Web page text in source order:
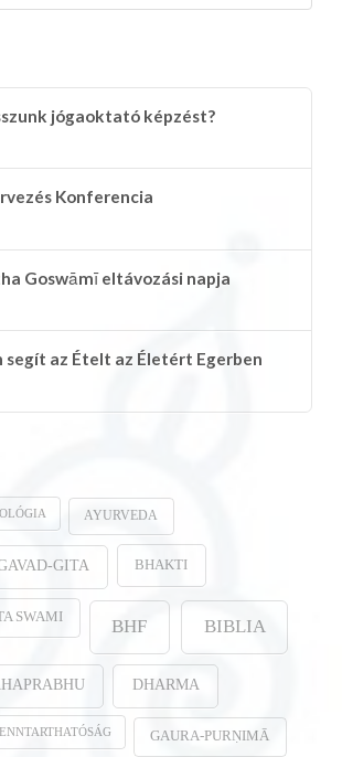
jógaoktató képzést?
Konferencia
Goswāmī eltávozási napja
segít az Ételt az Életért Egerben
AYURVEDA
GITA BHAKTI
SWAMI BHF BIBLIA
DHARMA
GAURA-PURṆIMĀ